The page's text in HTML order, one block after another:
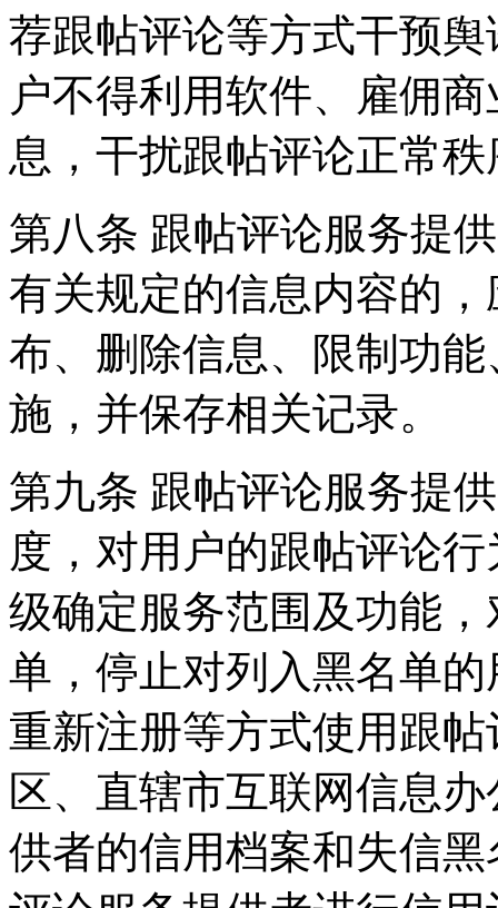
荐跟帖评论等方式干预
户不得利用软件、雇佣
息，干扰跟帖评论正常
第八条 跟帖评论服务提
有关规定的信息内容的
布、删除信息、限制功
施，并保存相关记录。
第九条 跟帖评论服务提
度，对用户的跟帖评论
级确定服务范围及功能
单，停止对列入黑名单
重新注册等方式使用跟
区、直辖市互联网信息
供者的信用档案和失信